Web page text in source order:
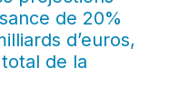
de 20%
d’euros,
de la